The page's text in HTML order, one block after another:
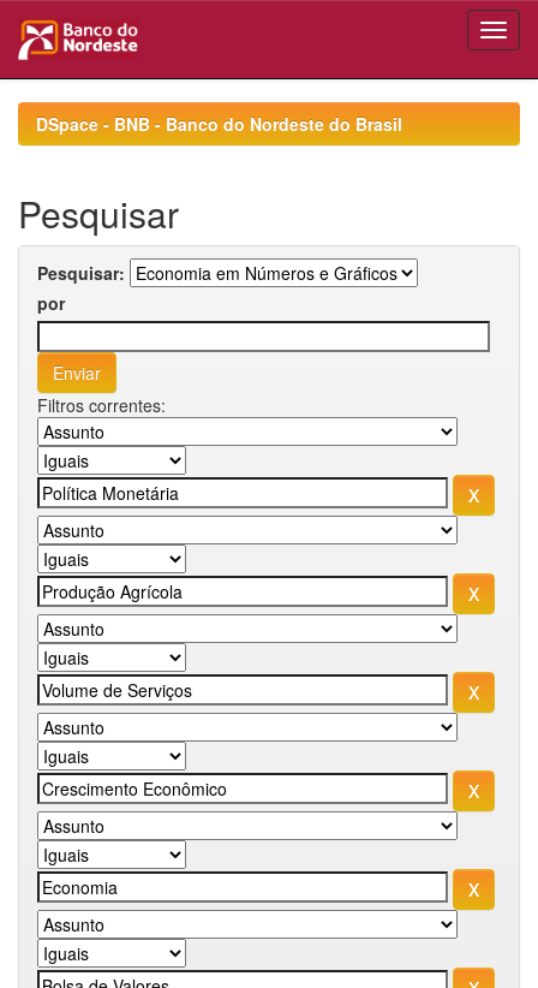
navigationDSpace - BNB - Banco do Nordeste do Brasil
Pesquisar
Pesquisar:
por
Filtros correntes: